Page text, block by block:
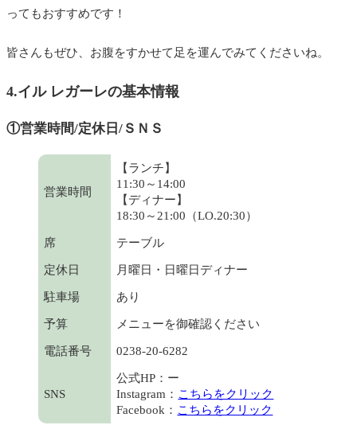
ってもおすすめです！
皆さんもぜひ、お腹をすかせて足を運んでみてくださいね。
4.イル レガーレの基本情報
①営業時間/定休日/ＳＮＳ
営業時間
【ランチ】
11:30～14:00
【ディナー】
18:30～21:00（LO.20:30）
席 テーブル
定休日 月曜日・日曜日ディナー
駐車場 あり
予算 メニューを御確認ください
電話番号 0238-20-6282
SNS
公式HP：ー
Instagram： こちらをクリック
Facebook： こちらをクリック